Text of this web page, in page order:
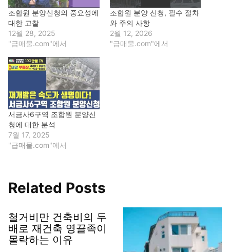
조합원 분양신청의 중요성에
대한 고찰
12월 28, 2025
"급매물.com"에서
조합원 분양 신청, 필수 절차
와 주의 사항
2월 12, 2026
"급매물.com"에서
서금사6구역 조합원 분양신
청에 대한 분석
7월 17, 2025
"급매물.com"에서
Related Posts
철거비만 건축비의 두
배로 재건축 영끌족이
몰락하는 이유